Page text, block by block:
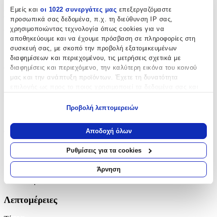
Εμείς και οι 1022 συνεργάτες μας επεξεργαζόμαστε
προσωπικά σας δεδομένα, π.χ. τη διεύθυνση IP σας,
χρησιμοποιώντας τεχνολογία όπως cookies για να
αποθηκεύουμε και να έχουμε πρόσβαση σε πληροφορίες στη
συσκευή σας, με σκοπό την προβολή εξατομικευμένων
διαφημίσεων και περιεχομένου, τις μετρήσεις σχετικά με
διαφημίσεις και περιεχόμενο, την καλύτερη εικόνα του κοινού
μας και την ανάπτυξη προϊόντων. Έχετε τη δυνατότητα
Να συλλέξουμε πληροφορίες σχετικά με τη γεωγραφική
σας τοποθεσία, οι οποίες μπορεί να είναι ακριβείς σε
απόσταση μερικών μέτρων
Να αναγνωρίσουμε τη συσκευή σας σαρώνοντας ενεργά
για συγκεκριμένα χαρακτηριστικά (δακτυλικό αποτύπωμα)
Μάθετε περισσότερα σχετικά με τον τρόπο επεξεργασίας των
προσωπικών σας δεδομένων και καθορίστε τις προτιμήσεις σας
ενότητα “Λεπτομέρειες”
ανακαλέσετε τη συγκατάθεσή σας ανά πάσα στιγμή από τη
Προβολή λεπτομερειών
Αποδοχή όλων
Ρυθμίσεις για τα cookies
Άρνηση
Βασικά Χαρακτηριστικά
Υλικό:
Χρυσό
Δίχρωμη:
Όχι
Χρώμα Υλικού:
Λεπτομέρειες